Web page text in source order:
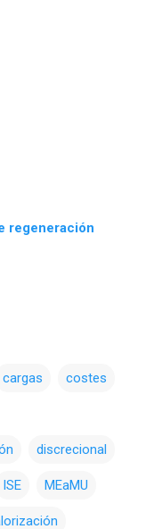
regeneración
cargas costes
discrecional
ISE MEaMU